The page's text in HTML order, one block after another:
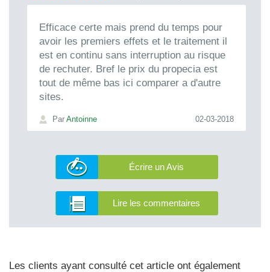
Efficace certe mais prend du temps pour
avoir les premiers effets et le traitement il
est en continu sans interruption au risque
de rechuter. Bref le prix du propecia est
tout de même bas ici comparer a d'autre
sites.
Par Antoinne 02-03-2018
Écrire un Avis
Lire les commentaires
Les clients ayant consulté cet article ont également